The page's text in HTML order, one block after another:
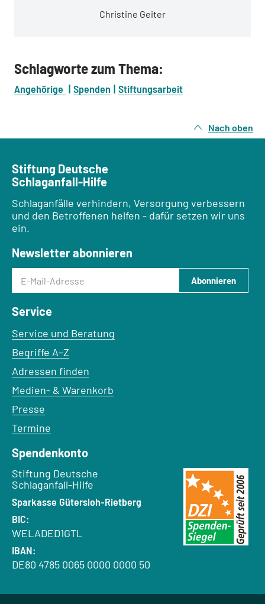
Christine Geiter
Schlagworte zum Thema:
Angehörige Spenden Stiftungsarbeit
Nach oben
Stiftung Deutsche
Schlaganfall-Hilfe
Schlaganfälle verhindern, Versorgung verbessern
und den Betroffenen helfen - dafür setzen wir uns
ein.
Newsletter abonnieren
E-Mail-Adresse
Abonnieren
Service
Service und Beratung
Begriffe A–Z
Adressen finden
Medien- & Warenkorb
Presse
Termine
Spendenkonto
Empfänger:
Stiftung Deutsche
Schlaganfall-Hilfe
Bank:
Sparkasse Gütersloh-Rietberg
BIC:
WELADED1GTL
IBAN:
DE80 4785 0065 0000 0000 50